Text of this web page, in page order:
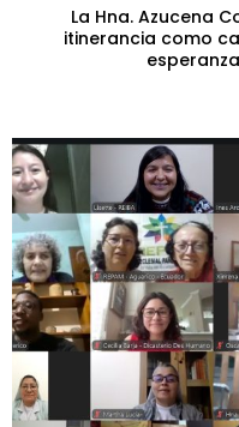
La Hna. Azucena
itinerancia como